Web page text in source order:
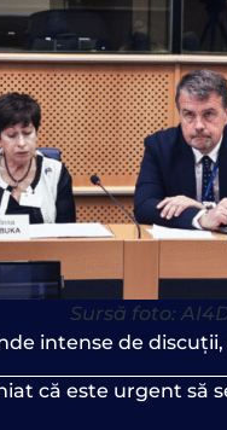
Sursă foto:
intense de
că este urgent să